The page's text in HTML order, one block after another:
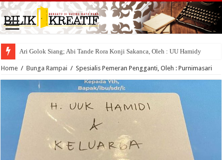
Ari Golok Siang; Abi Tande Rora Konji Sakanca, Oleh : UU Hamidy
Home / Bunga Rampai / Spesialis Pemeran Pengganti, Oleh : Purnimasari